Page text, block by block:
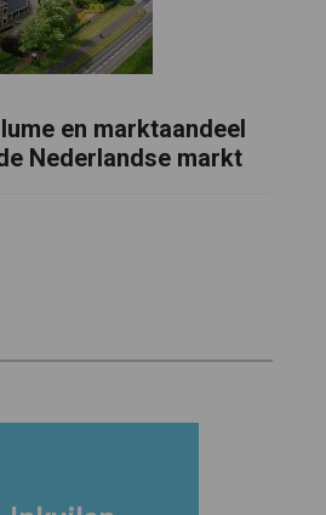
en marktaandeel
Nederlandse markt